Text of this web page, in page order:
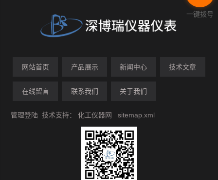
网站首页 产品展示 新闻中心 技术文章
在线留言 联系我们 关于我们
管理登陆 技术支持：化工仪器网 sitemap.xml
一键拨号